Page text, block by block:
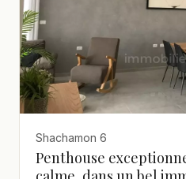
Shachamon 6
Penthouse